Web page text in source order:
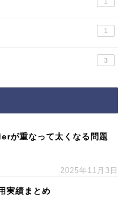
1
3
が重なって太くなる問題
2025年11月3日
実績まとめ